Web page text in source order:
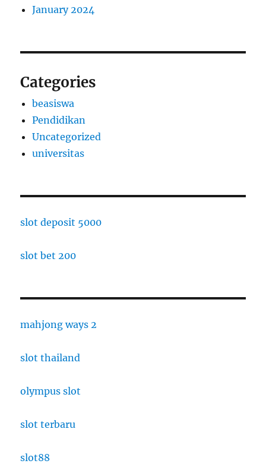
January 2024
Categories
beasiswa
Pendidikan
Uncategorized
universitas
slot deposit 5000
slot bet 200
mahjong ways 2
slot thailand
olympus slot
slot terbaru
slot88